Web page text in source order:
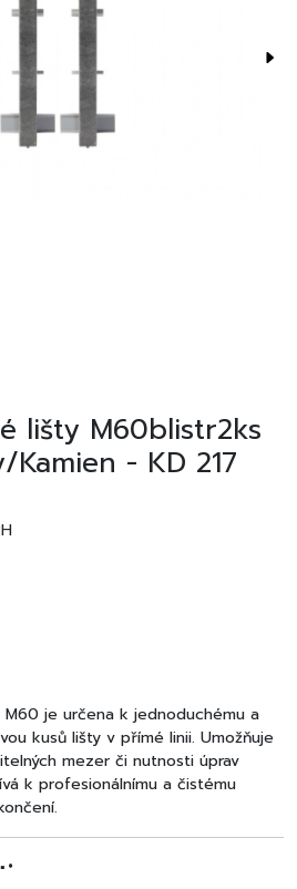
lišty M60blistr2ks
- KD 217
je určena k jednoduchému a
kusů lišty v přímé linii. Umožňuje
mezer či nutnosti úprav
k profesionálnímu a čistému